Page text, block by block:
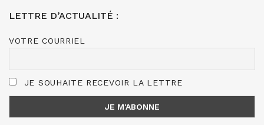
LETTRE D’ACTUALITÉ :
VOTRE COURRIEL
JE SOUHAITE RECEVOIR LA LETTRE